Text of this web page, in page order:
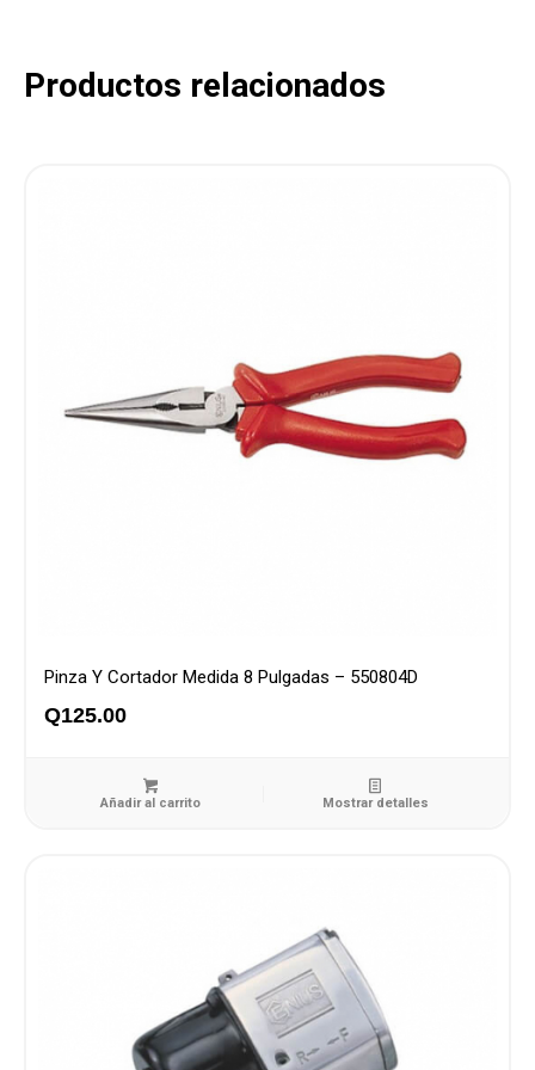
Productos relacionados
Pinza Y Cortador Medida 8 Pulgadas – 550804D
Q125.00
Añadir al carrito Mostrar detalles